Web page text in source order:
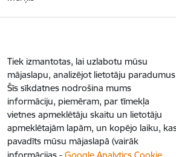
Tiek izmantotas, lai uzlabotu mūsu
mājaslapu, analizējot lietotāju
Šīs sīkdatnes nodrošina mums
informāciju, piemēram, par tīmekļa
vietnes apmeklētāju skaitu un lietotāju
apmeklētajām lapām, un kopējo laiku,
pavadīts mūsu mājaslapā (vairāk